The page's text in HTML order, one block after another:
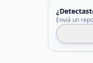
Enviá un